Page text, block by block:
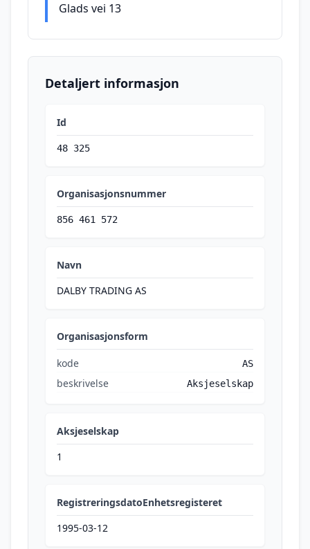
Glads vei 13
Detaljert informasjon
Id
48 325
Organisasjonsnummer
856 461 572
Navn
DALBY TRADING AS
Organisasjonsform
kode AS
beskrivelse Aksjeselskap
Aksjeselskap
1
RegistreringsdatoEnhetsregisteret
1995-03-12